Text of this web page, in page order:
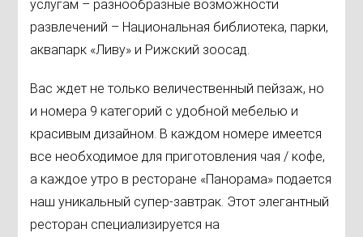
услугам – разнообразные возможности
развлечений – Национальная библиотека, парки,
аквапарк «Ливу» и Рижский зоосад.
Вас ждет не только величественный пейзаж, но
и номера 9 категорий с удобной мебелью и
красивым дизайном. В каждом номере имеется
все необходимое для приготовления чая / кофе,
а каждое утро в ресторане «Панорама» подается
наш уникальный супер-завтрак. Этот элегантный
ресторан специализируется на